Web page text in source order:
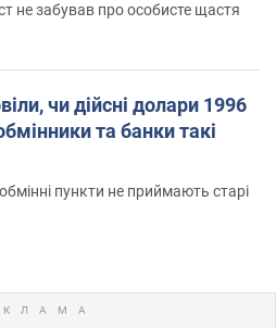
не забував про особисте щастя
чи дійсні долари 1996
та банки такі
пункти не приймають старі